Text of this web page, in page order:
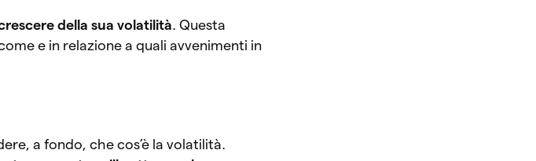
della sua volatilità . Questa
e in relazione a quali avvenimenti in
a fondo, che cos’è la volatilità.